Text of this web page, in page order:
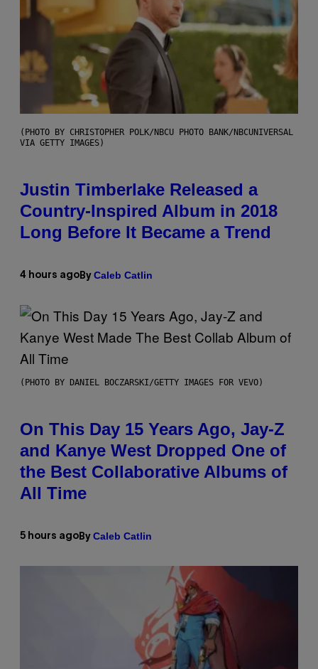
(PHOTO BY CHRISTOPHER POLK/NBCU PHOTO BANK/NBCUNIVERSAL
VIA GETTY IMAGES)
Justin Timberlake Released a
Country-Inspired Album in 2018
Long Before It Became a Trend
4 hours ago By Caleb Catlin
(PHOTO BY DANIEL BOCZARSKI/GETTY IMAGES FOR VEVO)
On This Day 15 Years Ago, Jay-Z
and Kanye West Dropped One of
the Best Collaborative Albums of
All Time
5 hours ago By Caleb Catlin